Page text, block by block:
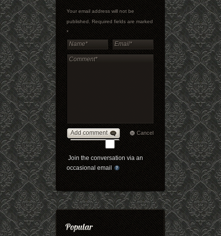
Your email address will not be
published. Required fields are marked
*
Add comment Cancel
Join the conversation via an
occasional email